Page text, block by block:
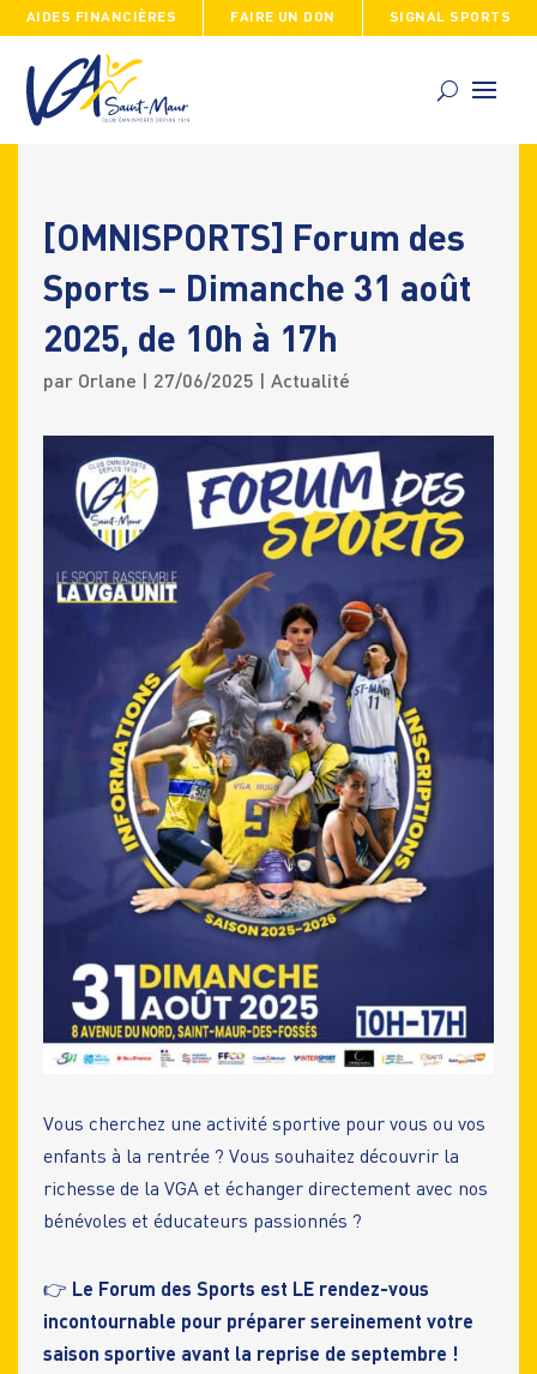
AIDES FINANCIÈRES FAIRE UN DON SIGNAL SPORTS
[OMNISPORTS] Forum des
Sports – Dimanche 31 août
2025, de 10h à 17h
par Orlane 27/06/2025 Actualité
Vous cherchez une activité sportive pour vous ou vos
enfants à la rentrée ? Vous souhaitez découvrir la
richesse de la VGA et échanger directement avec nos
bénévoles et éducateurs passionnés ?
👉 Le Forum des Sports est LE rendez-vous
incontournable pour préparer sereinement votre
saison sportive avant la reprise de septembre !